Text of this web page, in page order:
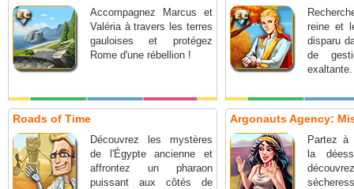
Accompagnez Marcus et
Valéria à travers les terres
gauloises et protégez
Rome d'une rébellion !
reine et
disparu
de
exaltante.
Roads of Time
Découvrez les mystères
de l'Égypte ancienne et
affrontez un pharaon
puissant aux côtés de
Argonauts Agency:
Partez à
la